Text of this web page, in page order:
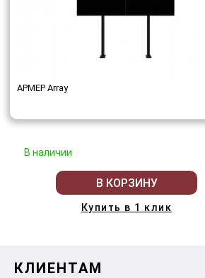
АРМЕР Array
В наличии
В КОРЗИНУ
Купить в 1 клик
КЛИЕНТАМ